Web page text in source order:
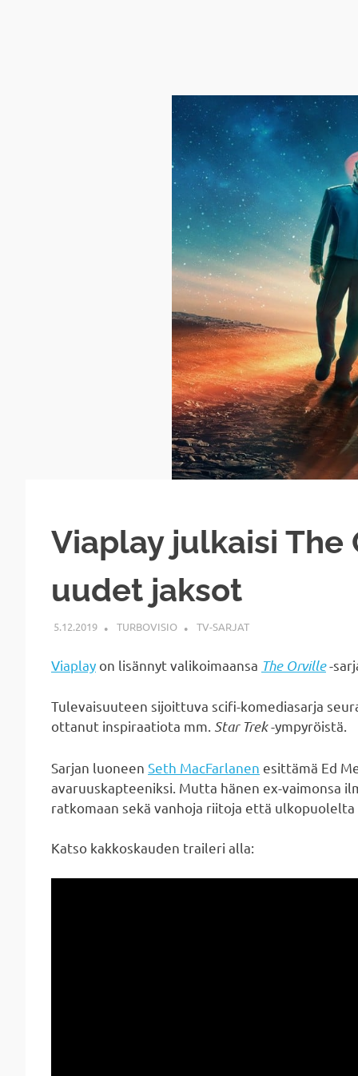
Viaplay julkaisi
uudet jaksot
5.12.2019 TURBOVISIO TV-SARJAT
Viaplay on lisännyt valikoimaansa The Orville-
Tulevaisuuteen sijoittuva scifi-komediasarja
ottanut inspiraatiota mm. Star Trek-ympyröistä.
Sarjan luoneen Seth MacFarlanen esittämä Ed
avaruuskapteeniksi. Mutta hänen ex-vaimonsa
ratkomaan sekä vanhoja riitoja että ulkopuolelta
Katso kakkoskauden traileri alla: